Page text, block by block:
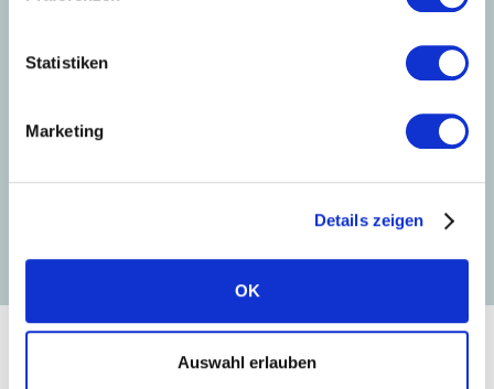
Statistiken
Marketing
Details zeigen
OK
Auswahl erlauben
Peter Bachmann verstärkt seit November 2025 die
Geschäftsführung der Solarwatt GmbH. Als Chief
um Produkte und Wachstum voranzutreiben.
HISTORIE